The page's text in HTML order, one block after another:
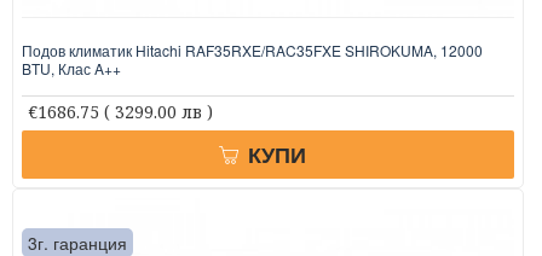
Подов климатик Hitachi RAF35RXE/RAC35FXE SHIROKUMA, 12000
BTU, Клас A++
€1686.75 ( 3299.00 лв )
КУПИ
3г. гаранция